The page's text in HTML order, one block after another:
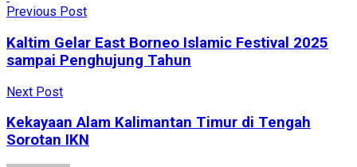
Previous Post
Kaltim Gelar East Borneo Islamic Festival 2025
sampai Penghujung Tahun
Next Post
Kekayaan Alam Kalimantan Timur di Tengah
Sorotan IKN